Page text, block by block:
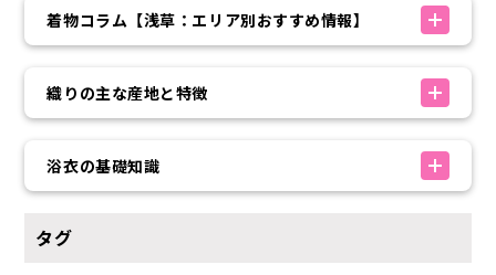
着物コラム【浅草：エリア別おすすめ情報】
織りの主な産地と特徴
浴衣の基礎知識
タグ